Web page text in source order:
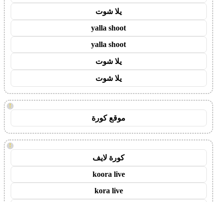
يلا شوت
yalla shoot
yalla shoot
يلا شوت
يلا شوت
!
موقع كورة
!
كورة لايف
koora live
kora live